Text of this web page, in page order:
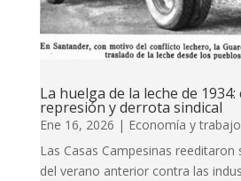
La huelga de la leche de
represión y derrota sindical
Ene 16, 2026 | Economía y trabajo
Las Casas Campesinas reeditaron
del verano anterior contra las